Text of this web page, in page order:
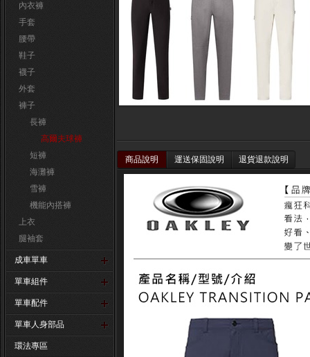
內衣褲
手套
腰帶
鞋子
襪子
外套
褲子
長褲
高爾夫球褲
短褲
海灘褲
雪褲
機能內搭褲
上衣
腿袖套
成車單車
單車組件
單車配件
單車人身部品
環法專區
商品說明 運送保固說明 退貨退款說明